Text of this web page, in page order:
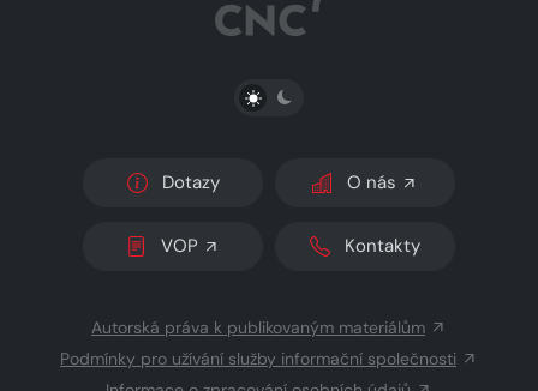
PŘEPNOUT SVĚTLÝ/TMAVÝ REŽIM
Dotazy O nás
VOP Kontakty
Autorská práva k publikovaným materiálům
Podmínky pro užívání služby informační společnosti